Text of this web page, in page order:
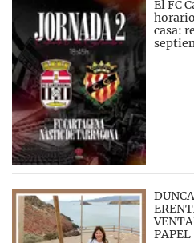
El FC
casa:
PAPEL